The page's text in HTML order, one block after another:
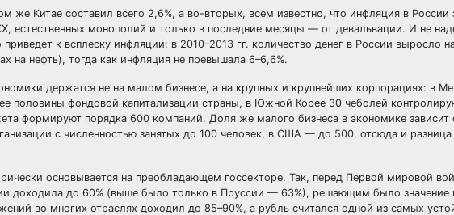
же Китае составил всего 2,6%, а во-вторых, всем известно, что инфляция в России
естественных монополий и только в последние месяцы — от девальвации. И не
к всплеску инфляции: в 2010–2013 гг. количество денег в России выросло
на нефть), тогда как инфляция не превышала 6–6,6%.
держатся не на малом бизнесе, а на крупных и крупнейших корпорациях: в
половины фондовой капитализации страны, в Южной Корее 30 чеболей
формируют порядка 600 компаний. Доля же малого бизнеса в экономике зависит
с численностью занятых до 100 человек, в США — до 500, отсюда и разница
основывается на преобладающем госсекторе. Так, перед Первой мировой
доходила до 60% (выше было только в Пруссии — 63%), решающим было значение
во многих отраслях доходил до 85–90%, а рубль считался одной из самых